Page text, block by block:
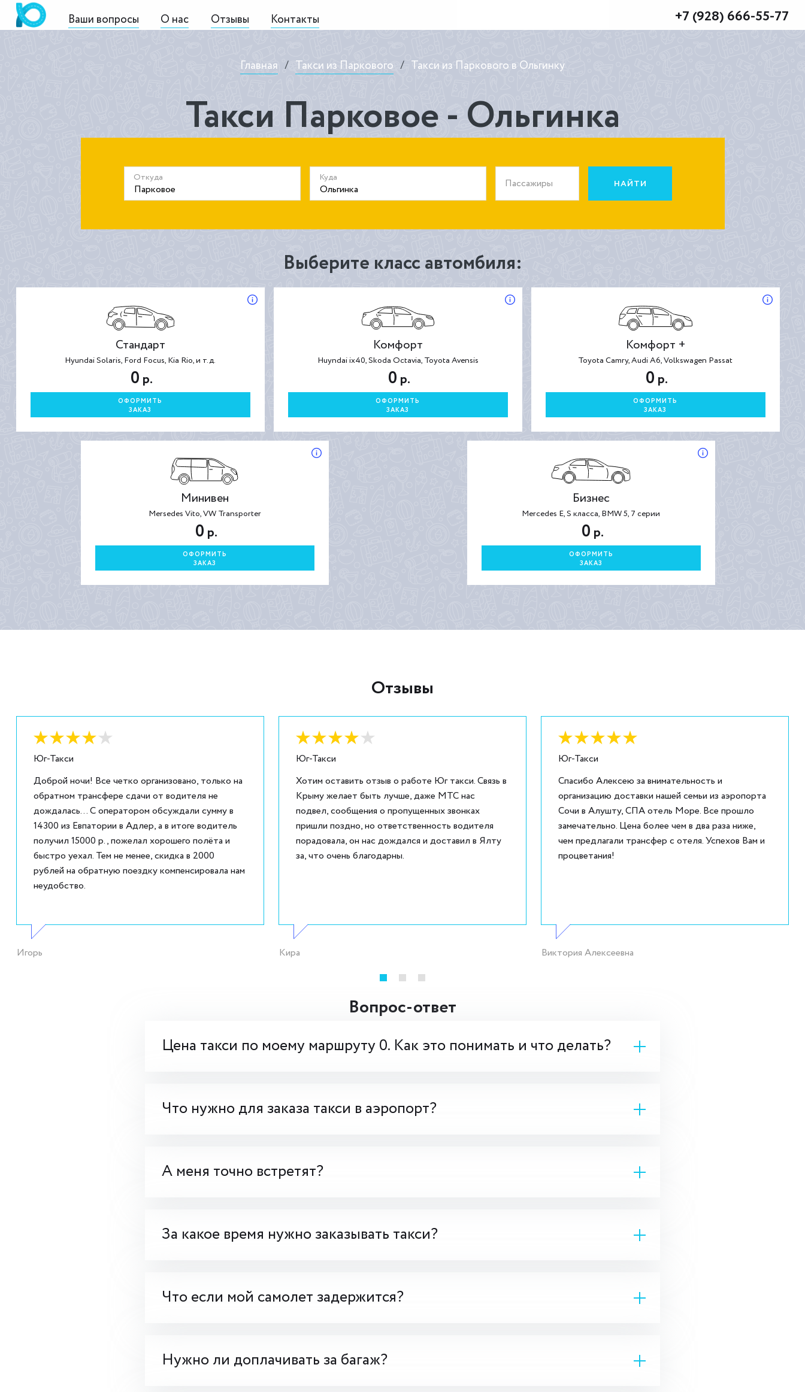
Ваши вопросы О нас Отзывы Контакты +7 (928) 666-55-77
Главная / Такси из Паркового / Такси из Паркового в Ольгинку
Такси Парковое - Ольгинка
Откуда Куда Пассажиры НАЙТИ
Выберите класс автомбиля:
Стандарт
Hyundai Solaris, Ford Focus, Kia Rio, и т.д.
0 р.
ОФОРМИТЬ
ЗАКАЗ
Комфорт
Huyndai ix40, Skoda Octavia, Toyota Avensis
0 р.
ОФОРМИТЬ
ЗАКАЗ
Комфорт +
Toyota Camry, Audi A6, Volkswagen Passat
0 р.
ОФОРМИТЬ
ЗАКАЗ
Минивен
Mersedes Vito, VW Transporter
0 р.
ОФОРМИТЬ
ЗАКАЗ
Бизнес
Mercedes E, S класса, BMW 5, 7 серии
0 р.
ОФОРМИТЬ
ЗАКАЗ
Отзывы
Юг-Такси
Доброй ночи! Все четко организовано, только на
обратном трансфере сдачи от водителя не
дождалась... С оператором обсуждали сумму в
14300 из Евпатории в Адлер, а в итоге водитель
получил 15000 р., пожелал хорошего полёта и
быстро уехал. Тем не менее, скидка в 2000
рублей на обратную поездку компенсировала нам
неудобство.
Игорь
Юг-Такси
Хотим оставить отзыв о работе Юг такси. Связь в
Крыму желает быть лучше, даже МТС нас
подвел, сообщения о пропущенных звонках
пришли поздно, но ответственность водителя
порадовала, он нас дождался и доставил в Ялту
за, что очень благодарны.
Кира
Юг-Такси
Спасибо Алексею за внимательность и
организацию доставки нашей семьи из аэропорта
Сочи в Алушту, СПА отель Море. Все прошло
замечательно. Цена более чем в два раза ниже,
чем предлагали трансфер с отеля. Успехов Вам и
процветания!
Виктория Алексеевна
Вопрос-ответ
Цена такси по моему маршруту 0. Как это понимать и что делать?
Что нужно для заказа такси в аэропорт?
А меня точно встретят?
За какое время нужно заказывать такси?
Что если мой самолет задержится?
Нужно ли доплачивать за багаж?